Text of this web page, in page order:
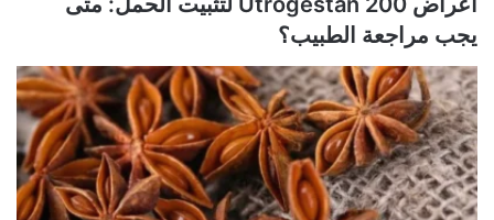
يجب مراجعة الطبيب؟